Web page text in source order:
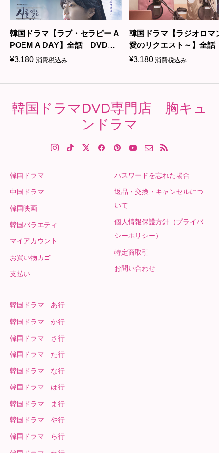
韓国ドラマ【ラブ・セラピー A
POEM A DAY】全話 DVD＆
Blu-ray
¥3,180 消費税込み
韓国ドラマ【ラジオロマ
愛のリクエスト～】全
＆Blu-ray
¥3,180 消費税込み
韓国ドラマDVD専門店 胸キュ
ンドラマ
韓国ドラマ
中国ドラマ
韓国映画
韓国バラエティ
マイアカウント
お買い物カゴ
支払い
パスワードを忘れた場合
返品・交換・キャンセルにつ
いて
個人情報保護方針（プライバ
シーポリシー）
特定商取引
お問い合わせ
韓国ドラマ あ行
韓国ドラマ か行
韓国ドラマ さ行
韓国ドラマ た行
韓国ドラマ な行
韓国ドラマ は行
韓国ドラマ ま行
韓国ドラマ や行
韓国ドラマ ら行